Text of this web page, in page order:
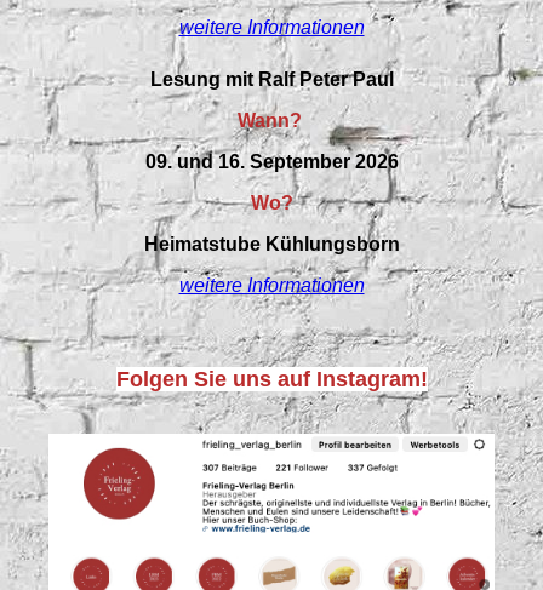
weitere Informationen
Lesung mit Ralf Peter Paul
Wann?
09. und 16. September 2026
Wo?
Heimatstube Kühlungsborn
weitere Informationen
Folgen Sie uns auf Instagram!